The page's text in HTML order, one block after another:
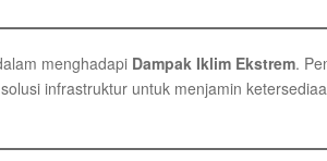
menghadapi Dampak Iklim Ekstrem.
infrastruktur untuk menjamin